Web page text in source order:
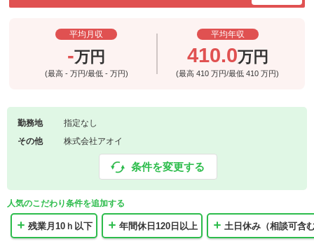
平均月収
-万円
(最高 - 万円/最低 - 万円)
平均年収
410.0万円
(最高410万円/最低410万円)
勤務地
指定なし
その他
株式会社アオイ
条件を変更する
人気のこだわり条件を追加する
残業月10ｈ以下 年間休日120日以上 土日休み（相談可含